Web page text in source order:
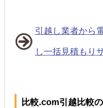
引越し業者から
し一括見積もり
比較.com引越比較